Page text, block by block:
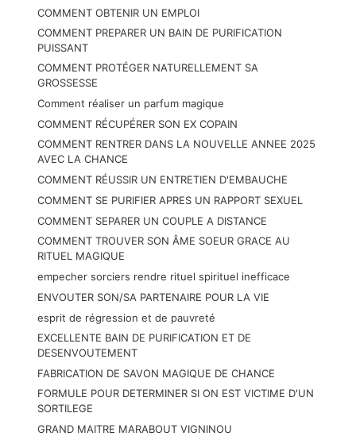
COMMENT OBTENIR UN EMPLOI
COMMENT PREPARER UN BAIN DE PURIFICATION
PUISSANT
COMMENT PROTÉGER NATURELLEMENT SA
GROSSESSE
Comment réaliser un parfum magique
COMMENT RÉCUPÉRER SON EX COPAIN
COMMENT RENTRER DANS LA NOUVELLE ANNEE 2025
AVEC LA CHANCE
COMMENT RÉUSSIR UN ENTRETIEN D'EMBAUCHE
COMMENT SE PURIFIER APRES UN RAPPORT SEXUEL
COMMENT SEPARER UN COUPLE A DISTANCE
COMMENT TROUVER SON ÂME SOEUR GRACE AU
RITUEL MAGIQUE
empecher sorciers rendre rituel spirituel inefficace
ENVOUTER SON/SA PARTENAIRE POUR LA VIE
esprit de régression et de pauvreté
EXCELLENTE BAIN DE PURIFICATION ET DE
DESENVOUTEMENT
FABRICATION DE SAVON MAGIQUE DE CHANCE
FORMULE POUR DETERMINER SI ON EST VICTIME D'UN
SORTILEGE
GRAND MAITRE MARABOUT VIGNINOU